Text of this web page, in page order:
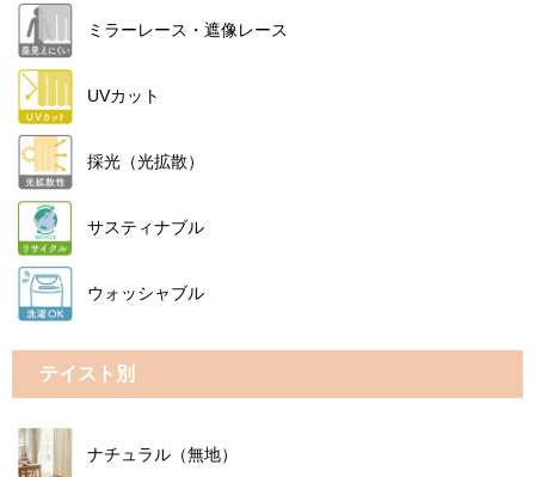
ミラーレース・遮像レース
UVカット
採光（光拡散）
サスティナブル
ウォッシャブル
テイスト別
ナチュラル（無地）